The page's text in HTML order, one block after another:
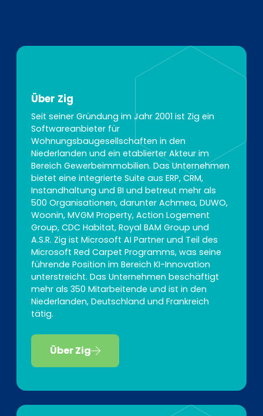
Über Zig
Seit seiner Gründung im Jahr 2001 ist Zig ein
Softwareanbieter für
Wohnungsbaugesellschaften in den
Niederlanden und ein etablierter Akteur im
Bereich Gewerbeimmobilien. Das Unternehmen
bietet eine integrierte Suite aus ERP, CRM,
Instandhaltung und BI und betreut mehr als
500 Organisationen, darunter Achmea, DUWO,
Woonin, MVGM Property, Action Logement
Group, CDC Habitat, Royal BAM Group und
A.S.R. Zig ist Microsoft AI Partner und Teil des
Microsoft Red Carpet Programms, was seine
führende Position im Bereich KI-Innovation
unterstreicht. Das Unternehmen beschäftigt
mehr als 350 Mitarbeitende und ist in den
Niederlanden, Deutschland und Frankreich
tätig.
Über Zig